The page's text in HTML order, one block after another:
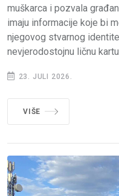
muškarca i pozvala
imaju informacije koje bi
njegovog stvarnog
nevjerodostojnu ličnu
23. JULI 2026.
VIŠE